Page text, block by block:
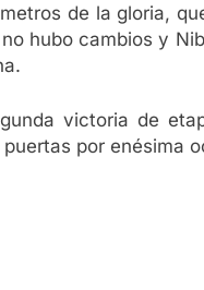
de la gloria,
hubo cambios y
victoria de
por enésima